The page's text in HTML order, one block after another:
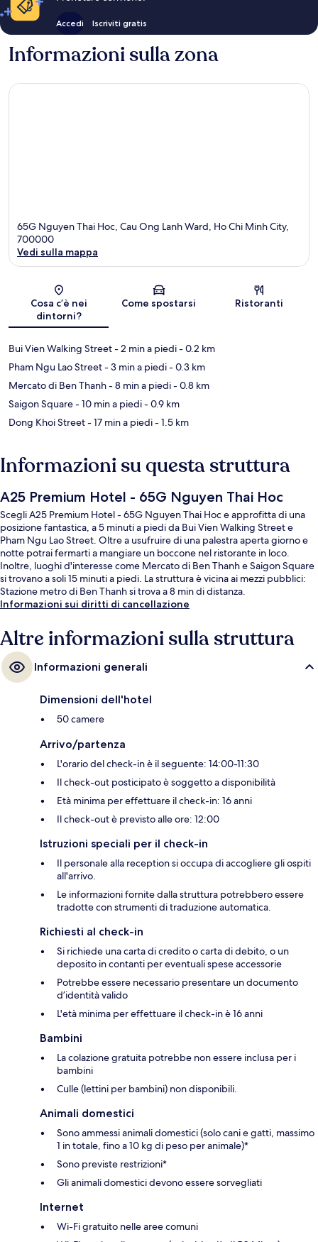
Accedi Iscriviti gratis
Informazioni sulla zona
65G Nguyen Thai Hoc, Cau Ong Lanh Ward, Ho Chi Minh City,
700000
Vedi sulla mappa
Cosa c’è nei
dintorni?
Come spostarsi Ristoranti
Bui Vien Walking Street- 2 min a piedi- 0.2 km
Pham Ngu Lao Street- 3 min a piedi- 0.3 km
Mercato di Ben Thanh- 8 min a piedi- 0.8 km
Saigon Square- 10 min a piedi- 0.9 km
Dong Khoi Street- 17 min a piedi- 1.5 km
Informazioni su questa struttura
A25 Premium Hotel - 65G Nguyen Thai Hoc
Scegli A25 Premium Hotel - 65G Nguyen Thai Hoc e approfitta di una
posizione fantastica, a 5 minuti a piedi da Bui Vien Walking Street e
Pham Ngu Lao Street. Oltre a usufruire di una palestra aperta giorno e
notte potrai fermarti a mangiare un boccone nel ristorante in loco.
Inoltre, luoghi d'interesse come Mercato di Ben Thanh e Saigon Square
si trovano a soli 15 minuti a piedi. La struttura è vicina ai mezzi pubblici:
Stazione metro di Ben Thanh si trova a 8 min di distanza.
Informazioni sui diritti di cancellazione
Altre informazioni sulla struttura
Informazioni generali
Dimensioni dell'hotel
50 camere
Arrivo/partenza
L'orario del check-in è il seguente: 14:00-11:30
Il check-out posticipato è soggetto a disponibilità
Età minima per effettuare il check-in: 16 anni
Il check-out è previsto alle ore: 12:00
Istruzioni speciali per il check-in
Il personale alla reception si occupa di accogliere gli ospiti
all'arrivo.
Le informazioni fornite dalla struttura potrebbero essere
tradotte con strumenti di traduzione automatica.
Richiesti al check-in
Si richiede una carta di credito o carta di debito, o un
deposito in contanti per eventuali spese accessorie
Potrebbe essere necessario presentare un documento
d’identità valido
L'età minima per effettuare il check-in è 16 anni
Bambini
La colazione gratuita potrebbe non essere inclusa per i
bambini
Culle (lettini per bambini) non disponibili.
Animali domestici
Sono ammessi animali domestici (solo cani e gatti, massimo
1 in totale, fino a 10 kg di peso per animale)*
Sono previste restrizioni*
Gli animali domestici devono essere sorvegliati
Internet
Wi-Fi gratuito nelle aree comuni